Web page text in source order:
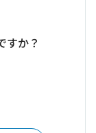
すか？